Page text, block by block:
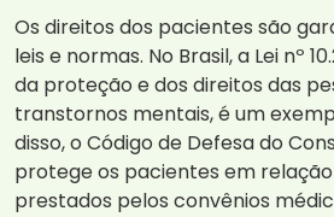
Os direitos dos pacientes são
leis e normas. No Brasil, a Lei nº
da proteção e dos direitos das
transtornos mentais, é um
disso, o Código de Defesa do
protege os pacientes em
prestados pelos convênios